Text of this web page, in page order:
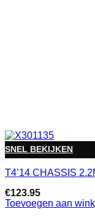
SNEL BEKIJKEN
T4’14 CHASSIS
€123.95
Toevoegen aan